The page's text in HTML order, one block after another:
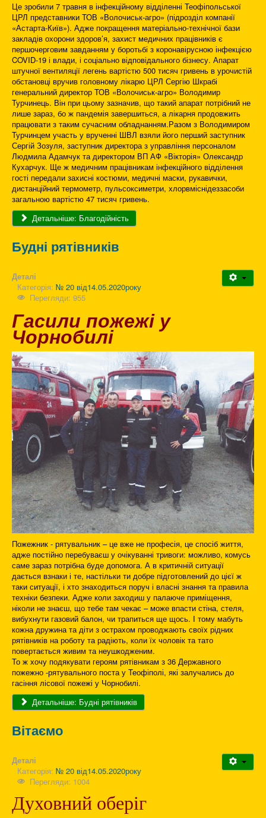
Це зробили 7 травня в інфекційному відділенні Теофіпольської
ЦРЛ представники ТОВ «Волочиськ-агро» (підрозділ компанії
«Астарта-Київ»). Адже покращення матеріально-технічної бази
закладів охорони здоров’я, захист медичних працівників є
першочерговим завданням у боротьбі з коронавірусною інфекцією
COVID-19 і влади, і соціально відповідального бізнесу. Апарат
штучної вентиляції легень вартістю 500 тисяч гривень в урочистій
обстановці вручив головному лікарю ЦРЛ Сергію Шкрабі
генеральний директор ТОВ «Волочиськ-агро» Володимир
Турчинець. Він при цьому зазначив, що такий апарат потрібний не
лише зараз, бо ж пандемія завершиться, а лікарня продовжить
працювати з таким сучасним обладнанням.Разом з Володимиром
Турчинцем участь у врученні ШВЛ взяли його перший заступник
Сергій Зозуля, заступник директора з управління персоналом
Людмила Адамчук та директором ВП АФ «Вікторія» Олександр
Кухарчук. Ще ж медичним працівникам інфекційного відділення
гості передали захисні костюми, медичні маски, рукавички,
дистанційний термометр, пульсоксиметри, хлорвміснідеззасоби
загальною вартістю 47 тисяч гривень.
Детальніше: Благодійність
Будні рятівників
Деталі
Категорія: № 20 від14.05.2020року
Перегляди: 955
Гасили пожежі у
Чорнобилі
Пожежник - рятувальник – це вже не професія, це спосіб життя,
адже постійно перебуваєш у очікуванні тривоги: можливо, комусь
саме зараз потрібна буде допомога. А в критичній ситуації
дається взнаки і те, настільки ти добре підготовлений до цієї ж
таки ситуації, і хто знаходиться поруч і власні знання та правила
техніки безпеки. Адже коли заходиш у палаюче приміщення,
ніколи не знаєш, що тебе там чекає – може впасти стіна, стеля,
вибухнути газовий балон, чи трапиться ще щось. І тому мабуть
кожна дружина та діти з острахом проводжають своїх рідних
рятівників на роботу та радіють, коли їх чоловік та тато
повертається живим та неушкодженим.
То ж хочу подякувати героям рятівникам з 36 Державного
пожежно -рятувального поста у Теофіполі, які залучались до
гасіння лісової пожежі у Чорнобилі.
Детальніше: Будні рятівників
Вітаємо
Деталі
Категорія: № 20 від14.05.2020року
Перегляди: 1004
Духовний оберіг